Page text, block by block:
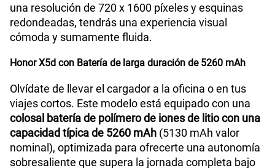
Capacidad Memoria Interna
GPS Si
una resolución de 720 x 1600 píxeles y esquinas
redondeadas, tendrás una experiencia visual
cómoda y sumamente fluida.
Honor X5d con Batería de larga duración de 5260 mAh
Olvídate de llevar el cargador a la oficina o en tus
viajes cortos. Este modelo está equipado con una
colosal batería de polímero de iones de litio con una
capacidad típica de 5260 mAh (5130 mAh valor
nominal), optimizada para ofrecerte una autonomía
sobresaliente que supera la jornada completa bajo